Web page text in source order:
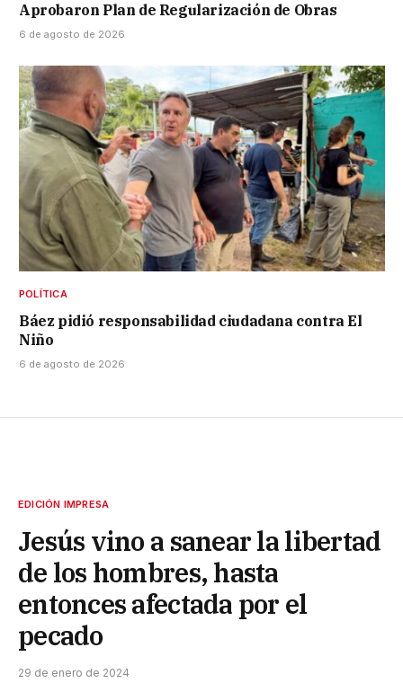
Aprobaron Plan de Regularización de Obras
6 de agosto de 2026
POLÍTICA
Báez pidió responsabilidad ciudadana contra El
Niño
6 de agosto de 2026
EDICIÓN IMPRESA
Jesús vino a sanear la libertad
de los hombres, hasta
entonces afectada por el
pecado
29 de enero de 2024